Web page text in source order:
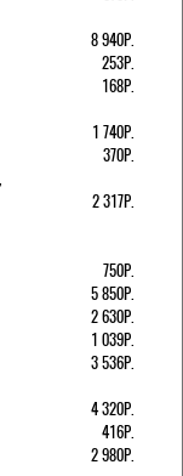
8 940Р.
253Р.
168Р.
1 740Р.
370Р.
2 317Р.
750Р.
5 850Р.
2 630Р.
1 039Р.
3 536Р.
4 320Р.
416Р.
2 980Р.